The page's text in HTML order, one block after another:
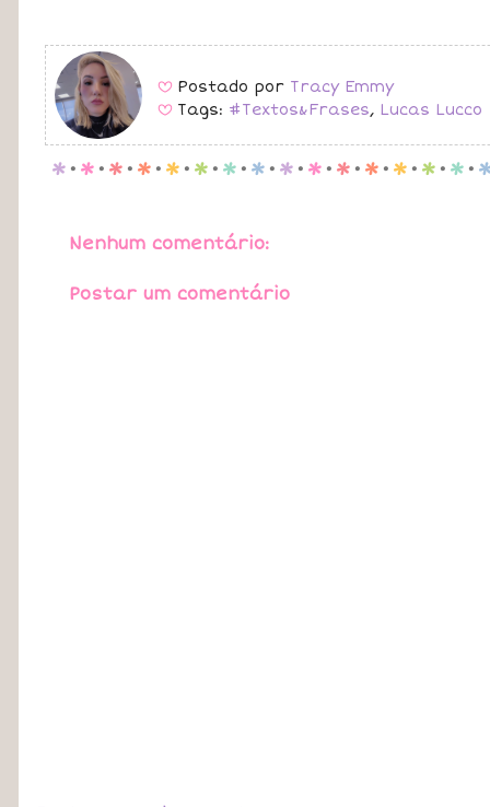
B Postado por Tracy Emmy
B Tags: #Textos&Frases, Lucas Lucco
p . p . p . p . p . p . p . p . p . p . p . p . p . p . p .
Nenhum comentário:
Postar um comentário